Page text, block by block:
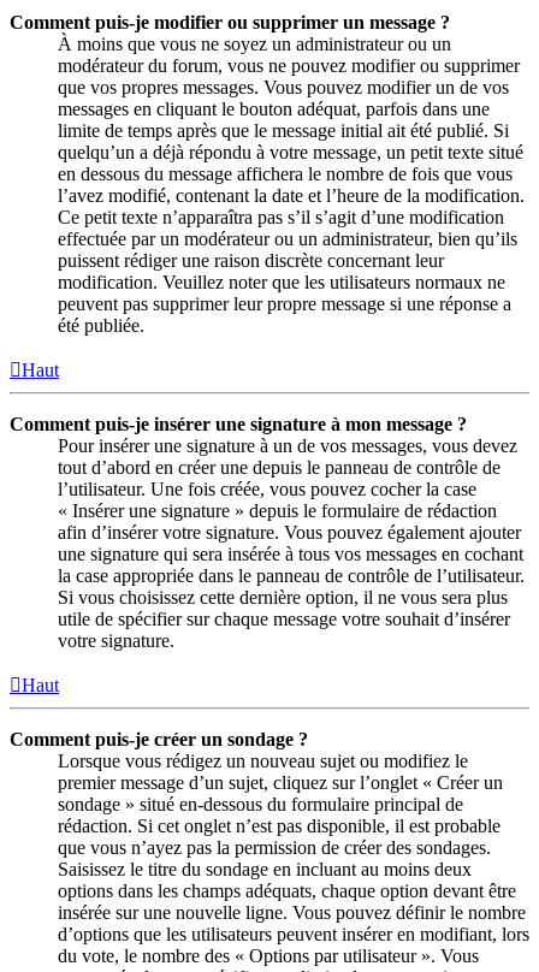
Comment puis-je modifier ou supprimer un message ?
À moins que vous ne soyez un administrateur ou un
modérateur du forum, vous ne pouvez modifier ou supprimer
que vos propres messages. Vous pouvez modifier un de vos
messages en cliquant le bouton adéquat, parfois dans une
limite de temps après que le message initial ait été publié. Si
quelqu’un a déjà répondu à votre message, un petit texte situé
en dessous du message affichera le nombre de fois que vous
l’avez modifié, contenant la date et l’heure de la modification.
Ce petit texte n’apparaîtra pas s’il s’agit d’une modification
effectuée par un modérateur ou un administrateur, bien qu’ils
puissent rédiger une raison discrète concernant leur
modification. Veuillez noter que les utilisateurs normaux ne
peuvent pas supprimer leur propre message si une réponse a
été publiée.
Haut
Comment puis-je insérer une signature à mon message ?
Pour insérer une signature à un de vos messages, vous devez
tout d’abord en créer une depuis le panneau de contrôle de
l’utilisateur. Une fois créée, vous pouvez cocher la case
« Insérer une signature » depuis le formulaire de rédaction
afin d’insérer votre signature. Vous pouvez également ajouter
une signature qui sera insérée à tous vos messages en cochant
la case appropriée dans le panneau de contrôle de l’utilisateur.
Si vous choisissez cette dernière option, il ne vous sera plus
utile de spécifier sur chaque message votre souhait d’insérer
votre signature.
Haut
Comment puis-je créer un sondage ?
Lorsque vous rédigez un nouveau sujet ou modifiez le
premier message d’un sujet, cliquez sur l’onglet « Créer un
sondage » situé en-dessous du formulaire principal de
rédaction. Si cet onglet n’est pas disponible, il est probable
que vous n’ayez pas la permission de créer des sondages.
Saisissez le titre du sondage en incluant au moins deux
options dans les champs adéquats, chaque option devant être
insérée sur une nouvelle ligne. Vous pouvez définir le nombre
d’options que les utilisateurs peuvent insérer en modifiant, lors
du vote, le nombre des « Options par utilisateur ». Vous